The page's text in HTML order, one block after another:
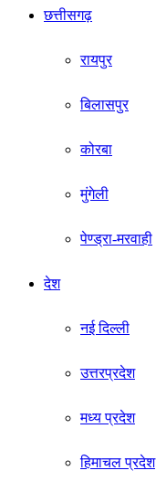
छत्तीसगढ़
रायपुर
बिलासपुर
कोरबा
मुंगेली
पेण्ड्रा-मरवाही
देश
नई दिल्ली
उत्तरप्रदेश
मध्य प्रदेश
हिमाचल प्रदेश